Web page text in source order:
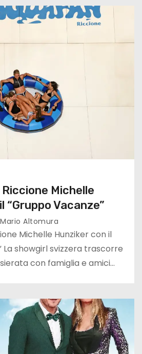
Michelle
“Gruppo Vacanze”
Mario Altomura
Michelle Hunziker con il
La showgirl svizzera trascorre
con famiglia e amici…